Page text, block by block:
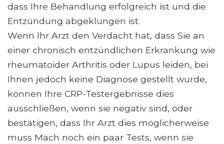
dass Ihre Behandlung erfolgreich ist und die
Entzündung abgeklungen ist.
Wenn Ihr Arzt den Verdacht hat, dass Sie an
einer chronisch entzündlichen Erkrankung wie
rheumatoider Arthritis oder Lupus leiden, bei
Ihnen jedoch keine Diagnose gestellt wurde,
können Ihre CRP-Testergebnisse dies
ausschließen, wenn sie negativ sind, oder
bestätigen, dass Ihr Arzt dies möglicherweise
muss Mach noch ein paar Tests, wenn sie